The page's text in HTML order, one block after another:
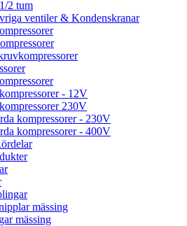
2 tum
ventiler & Kondenskranar
- 12V
230V
kompressorer - 230V
kompressorer - 400V
mässing
mässing